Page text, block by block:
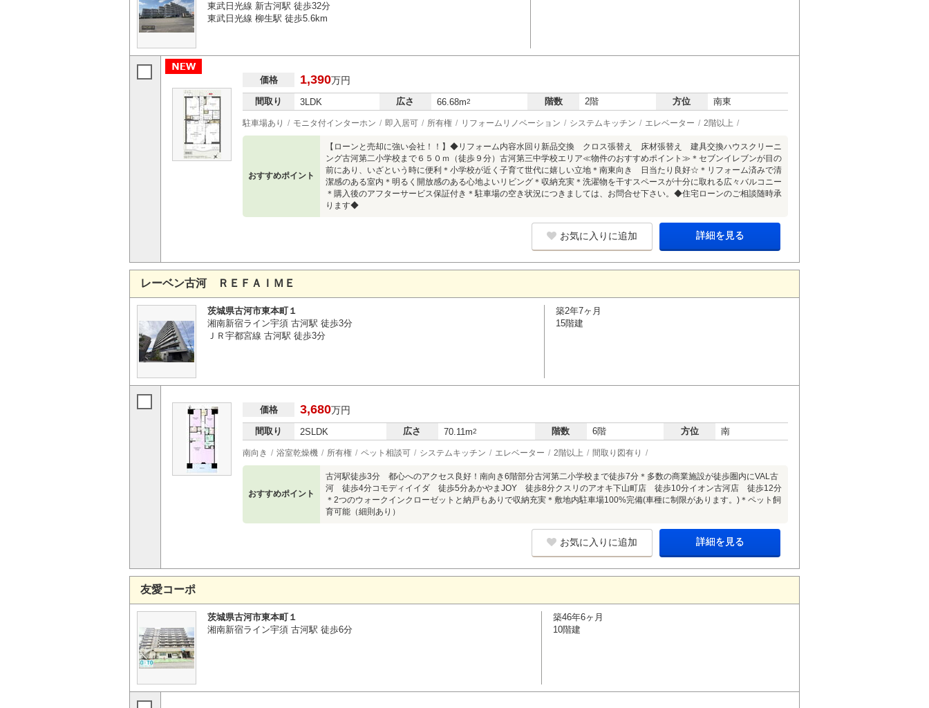
東武日光線 新古河駅 徒歩32分
東武日光線 柳生駅 徒歩5.6km
価格 1,390万円
間取り 3LDK 広さ 66.68m2 階数 2階 方位 南東
駐車場あり モニタ付インターホン 即入居可 所有権 リフォームリノベーション システムキッチン エレベーター 2階以上
おすすめポイント
【ローンと売却に強い会社！！】◆リフォーム内容水回り新品交換 クロス張替え 床材張替え 建具交換ハウスクリーニ
ング古河第二小学校まで６５０ｍ（徒歩９分）古河第三中学校エリア≪物件のおすすめポイント≫＊セブンイレブンが目の
前にあり、いざという時に便利＊小学校が近く子育て世代に嬉しい立地＊南東向き 日当たり良好☆＊リフォーム済みで清
潔感のある室内＊明るく開放感のある心地よいリビング＊収納充実＊洗濯物を干すスペースが十分に取れる広々バルコニー
＊購入後のアフターサービス保証付き＊駐車場の空き状況につきましては、お問合せ下さい。◆住宅ローンのご相談随時承
ります◆
お気に入りに追加 詳細を見る
レーベン古河 ＲＥＦＡＩＭＥ
茨城県古河市東本町１
湘南新宿ライン宇須 古河駅 徒歩3分
ＪＲ宇都宮線 古河駅 徒歩3分
築2年7ヶ月
15階建
価格 3,680万円
間取り 2SLDK 広さ 70.11m2 階数 6階 方位 南
南向き 浴室乾燥機 所有権 ペット相談可 システムキッチン エレベーター 2階以上 間取り図有り
おすすめポイント
古河駅徒歩3分 都心へのアクセス良好！南向き6階部分古河第二小学校まで徒歩7分＊多数の商業施設が徒歩圏内にVAL古
河 徒歩4分コモディイイダ 徒歩5分あかやまJOY 徒歩8分クスリのアオキ下山町店 徒歩10分イオン古河店 徒歩12分
＊2つのウォークインクローゼットと納戸もありで収納充実＊敷地内駐車場100%完備(車種に制限があります。)＊ペット飼
育可能（細則あり）
お気に入りに追加 詳細を見る
友愛コーポ
茨城県古河市東本町１
湘南新宿ライン宇須 古河駅 徒歩6分
築46年6ヶ月
10階建